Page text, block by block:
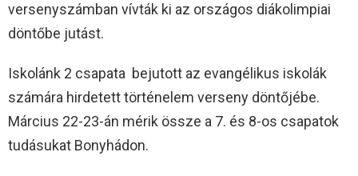
versenyszámban vívták ki az országos diákolimpiai
döntőbe jutást.
Iskolánk 2 csapata bejutott az evangélikus iskolák
számára hirdetett történelem verseny döntőjébe.
Március 22-23-án mérik össze a 7. és 8-os csapatok
tudásukat Bonyhádon.